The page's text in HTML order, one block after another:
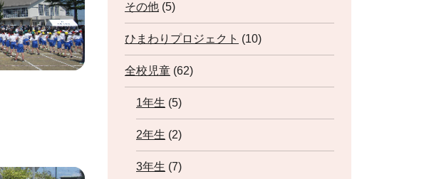
その他 (5)
ひまわりプロジェクト (10)
全校児童 (62)
1年生 (5)
2年生 (2)
3年生 (7)